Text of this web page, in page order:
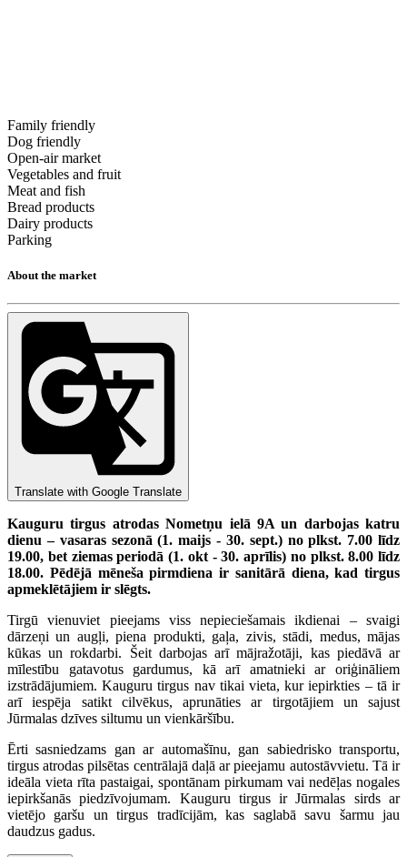
Family friendly
Dog friendly
Open-air market
Vegetables and fruit
Meat and fish
Bread products
Dairy products
Parking
About the market
Translate with Google Translate
Kauguru tirgus atrodas Nometņu ielā 9A un darbojas katru
dienu – vasaras sezonā (1. maijs - 30. sept.) no plkst. 7.00 līdz
19.00, bet ziemas periodā (1. okt - 30. aprīlis) no plkst. 8.00 līdz
18.00. Pēdējā mēneša pirmdiena ir sanitārā diena, kad tirgus
apmeklētājiem ir slēgts.
Tirgū vienuviet pieejams viss nepieciešamais ikdienai – svaigi
dārzeņi un augļi, piena produkti, gaļa, zivis, stādi, medus, mājas
kūkas un rokdarbi. Šeit darbojas arī mājražotāji, kas piedāvā ar
mīlestību gatavotus gardumus, kā arī amatnieki ar oriģināliem
izstrādājumiem. Kauguru tirgus nav tikai vieta, kur iepirkties – tā ir
arī iespēja satikt cilvēkus, aprunāties ar tirgotājiem un sajust
Jūrmalas dzīves siltumu un vienkāršību.
Ērti sasniedzams gan ar automašīnu, gan sabiedrisko transportu,
tirgus atrodas pilsētas centrālajā daļā ar pieejamu autostāvvietu. Tā ir
ideāla vieta rīta pastaigai, spontānam pirkumam vai nedēļas nogales
iepirkšanās piedzīvojumam. Kauguru tirgus ir Jūrmalas sirds ar
vietējo garšu un tirgus tradīcijām, kas saglabā savu šarmu jau
daudzus gadus.